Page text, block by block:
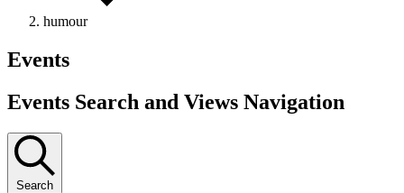
humour
Events
Events Search and Views Navigation
Search